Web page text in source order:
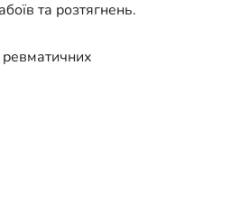
та розтягнень.
ревматичних